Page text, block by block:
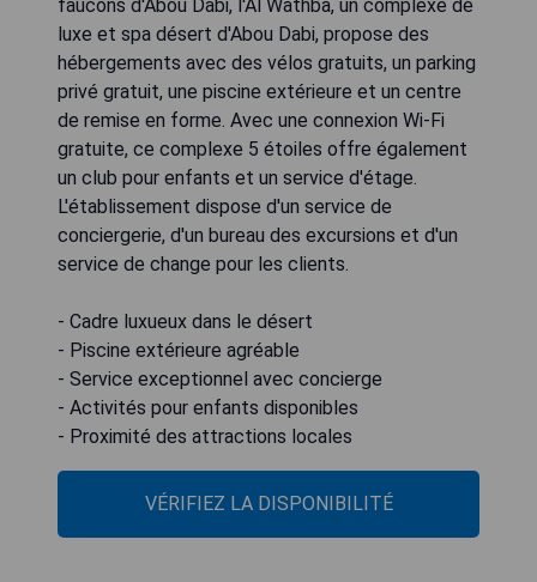
faucons d'Abou Dabi, l'Al Wathba, un complexe de
luxe et spa désert d'Abou Dabi, propose des
hébergements avec des vélos gratuits, un parking
privé gratuit, une piscine extérieure et un centre
de remise en forme. Avec une connexion Wi-Fi
gratuite, ce complexe 5 étoiles offre également
un club pour enfants et un service d'étage.
L'établissement dispose d'un service de
conciergerie, d'un bureau des excursions et d'un
service de change pour les clients.
- Cadre luxueux dans le désert
- Piscine extérieure agréable
- Service exceptionnel avec concierge
- Activités pour enfants disponibles
- Proximité des attractions locales
VÉRIFIEZ LA DISPONIBILITÉ